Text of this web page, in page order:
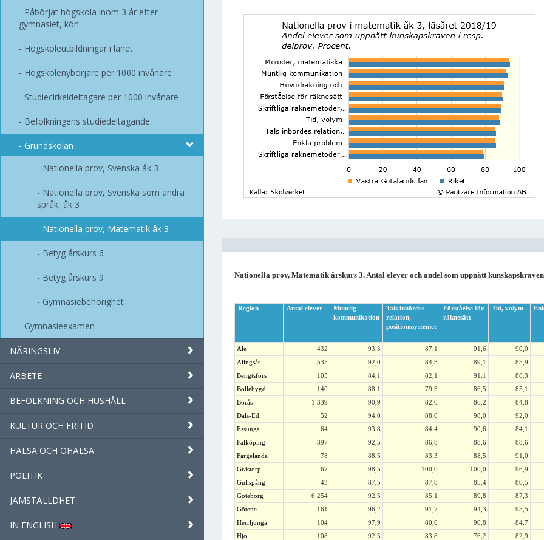
Påbörjat högskola inom 3 år efter
gymnasiet, kön
Högskoleutbildningar i länet
Högskolenybörjare per 1000 invånare
Studiecirkeldeltagare per 1000 invånare
Befolkningens studiedeltagande
Grundskolan
Nationella prov, Svenska åk 3
Nationella prov, Svenska som andra
språk, åk 3
Nationella prov, Matematik åk 3
Betyg årskurs 6
Betyg årskurs 9
Gymnasiebehörighet
Gymnasieexamen
NÄRINGSLIV
ARBETE
BEFOLKNING OCH HUSHÅLL
KULTUR OCH FRITID
HÄLSA OCH OHÄLSA
POLITIK
JÄMSTÄLLDHET
IN ENGLISH
Nationella prov, Matematik årskurs 3. Antal elever och andel som uppnått
Region Antal elever
Muntlig
kommunikation
Tals inbördes
relation,
positionssystemet
Förståelse för
räknesätt
Tid, volym
Ale 432 93,3 87,1 91,6
90,0
Alingsås
535 92,0 84,3 89,1
85,9
Bengtsfors
105 84,1 82,1 91,1
88,3
Bollebygd
140 88,1 79,3 86,5
85,1
Borås
1 339 90,9 82,0 86,2
84,8
Dals-Ed
52 94,0 88,0 98,0
92,0
Essunga
64 93,8 84,4 90,6
84,1
Falköping
397 92,5 86,8 88,6
88,6
Färgelanda
78 88,5 83,3 88,5
91,0
Grästorp
67 98,5 100,0 100,0
96,9
Gullspång
43 87,5 87,8 85,4
80,5
Göteborg
6 254 92,5 85,1 89,8
87,3
Götene
161 96,2 91,7 94,3
95,5
Herrljunga
104 97,9 80,6 90,8
84,7
Hjo
108 92,5 83,8 76,2
82,9